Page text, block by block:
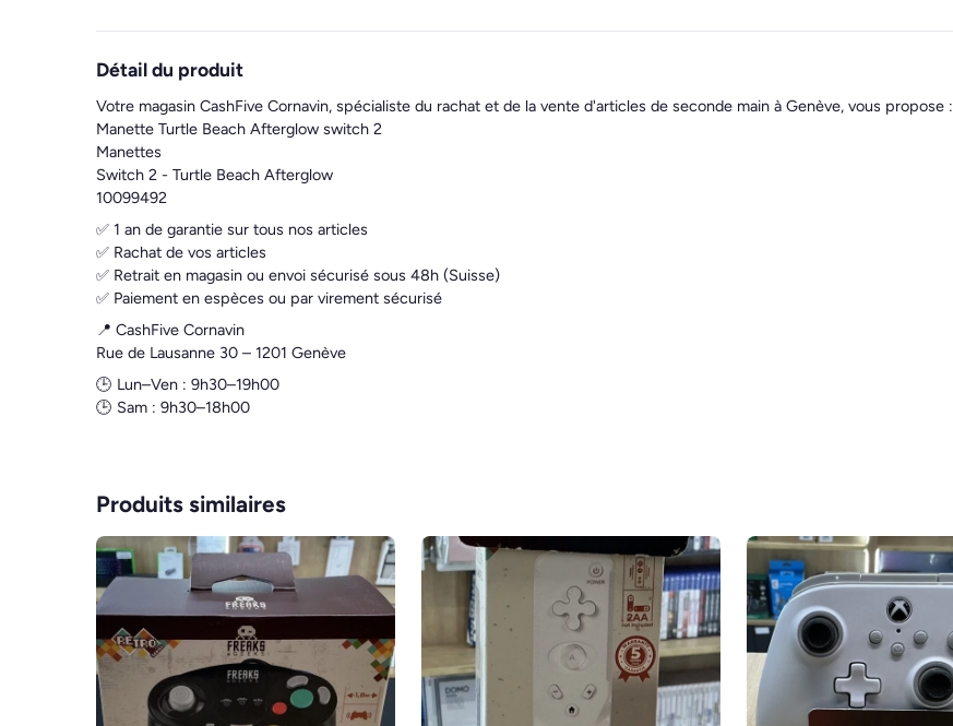
Détail du produit
Votre magasin CashFive Cornavin, spécialiste du rachat et de la vente d'articles de seconde main à Genève, vous propose :
Manette Turtle Beach Afterglow switch 2
Manettes
Switch 2 - Turtle Beach Afterglow
10099492
✅ 1 an de garantie sur tous nos articles
✅ Rachat de vos articles
✅ Retrait en magasin ou envoi sécurisé sous 48h (Suisse)
✅ Paiement en espèces ou par virement sécurisé
📍 CashFive Cornavin
Rue de Lausanne 30 – 1201 Genève
🕒 Lun–Ven : 9h30–19h00
🕒 Sam : 9h30–18h00
Produits similaires